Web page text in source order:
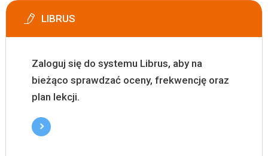
LIBRUS
Zaloguj się do systemu Librus, aby na
bieżąco sprawdzać oceny, frekwencję oraz
plan lekcji.